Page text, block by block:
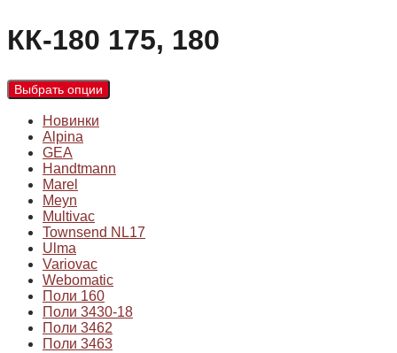
КК-180 175, 180
Выбрать опции
Новинки
Alpina
GEA
Handtmann
Marel
Meyn
Multivac
Townsend NL17
Ulma
Variovac
Webomatic
Поли 160
Поли 3430-18
Поли 3462
Поли 3463